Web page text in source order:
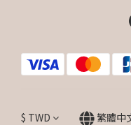
$ TWD 繁體中